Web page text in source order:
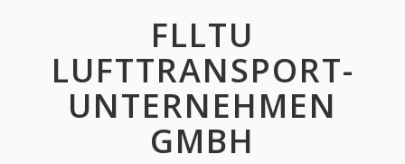
FLLTU
LUFTTRANSPORT-
UNTERNEHMEN
GMBH